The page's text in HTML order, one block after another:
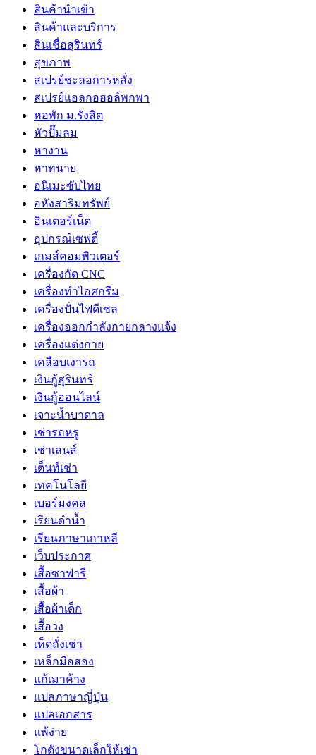
สินค้านำเข้า
สินค้าและบริการ
สินเชื่อสุรินทร์
สุขภาพ
สเปรย์ชะลอการหลั่ง
สเปรย์แอลกอฮอล์พกพา
หอพัก ม.รังสิต
หัวปั๊มลม
หางาน
หาทนาย
อนิเมะซับไทย
อหังสาริมทรัพย์
อินเตอร์เน็ต
อุปกรณ์เซฟตี้
เกมส์คอมพิวเตอร์
เครื่องกัด CNC
เครื่องทำไอศกรีม
เครื่องปั่นไฟดีเซล
เครื่องออกกำลังกายกลางแจ้ง
เครื่องแต่งกาย
เคลือบเงารถ
เงินกู้สุรินทร์
เงินกู้ออนไลน์
เจาะน้ำบาดาล
เช่ารถหรู
เช่าเลนส์
เต็นท์เช่า
เทคโนโลยี
เบอร์มงคล
เรียนดำน้ำ
เรียนภาษาเกาหลี
เว็บประกาศ
เสื้อซาฟารี
เสื้อผ้า
เสื้อผ้าเด็ก
เสื้อวง
เห็ดถั่งเช่า
เหล็กมือสอง
แก้เมาค้าง
แปลภาษาญี่ปุ่น
แปลเอกสาร
แพ้ง่าย
โกดังขนาดเล็กให้เช่า